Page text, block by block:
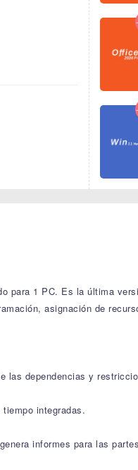
para 1 PC. Es la última
asignación de
las dependencias y
integradas.
informes para las